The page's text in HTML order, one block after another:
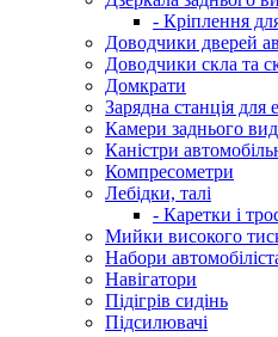
- Кріплення
Доводчики дверей
Доводчики скла та
Домкрати
Зарядна станція для
Камери заднього
Каністри
Компресометри
Лебідки, талі
- Каретки і
Мийки високого
Набори
Навігатори
Підігрів сидінь
Підсилювачі